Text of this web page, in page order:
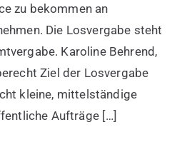
zu bekommen an
Die Losvergabe steht
Karoline Behrend,
Ziel der Losvergabe
kleine, mittelständige
Aufträge […]